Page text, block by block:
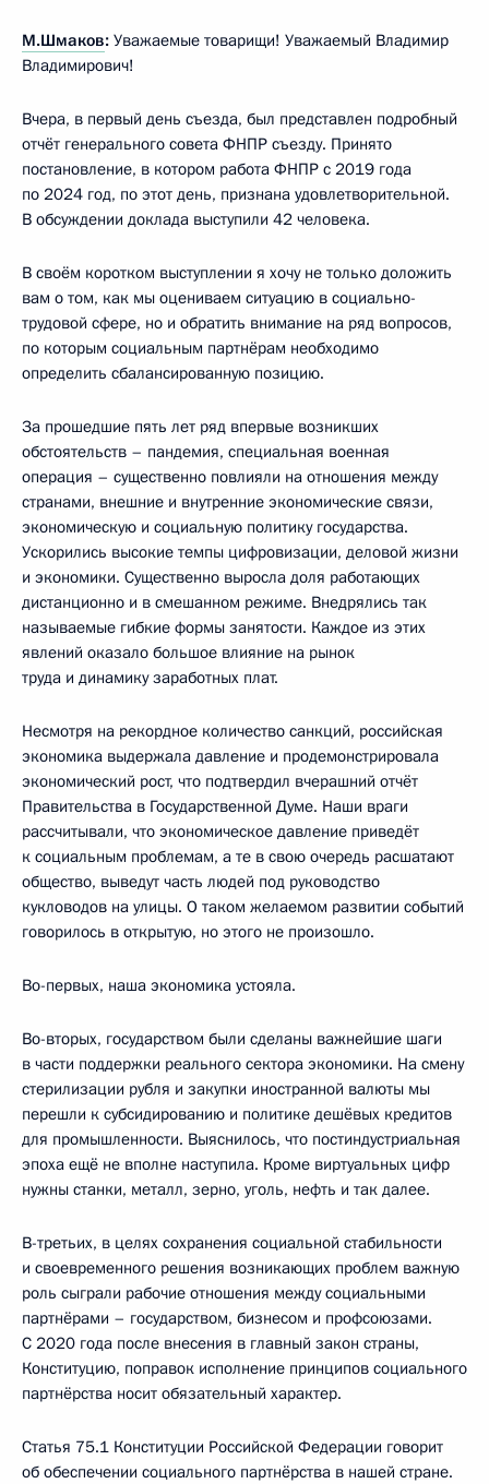
М.Шмаков: Уважаемые товарищи! Уважаемый Владимир
Владимирович!
Вчера, в первый день съезда, был представлен подробный
отчёт генерального совета ФНПР съезду. Принято
постановление, в котором работа ФНПР с 2019 года
по 2024 год, по этот день, признана удовлетворительной.
В обсуждении доклада выступили 42 человека.
В своём коротком выступлении я хочу не только доложить
вам о том, как мы оцениваем ситуацию в социально-
трудовой сфере, но и обратить внимание на ряд вопросов,
по которым социальным партнёрам необходимо
определить сбалансированную позицию.
За прошедшие пять лет ряд впервые возникших
обстоятельств – пандемия, специальная военная
операция – существенно повлияли на отношения между
странами, внешние и внутренние экономические связи,
экономическую и социальную политику государства.
Ускорились высокие темпы цифровизации, деловой жизни
и экономики. Существенно выросла доля работающих
дистанционно и в смешанном режиме. Внедрялись так
называемые гибкие формы занятости. Каждое из этих
явлений оказало большое влияние на рынок
труда и динамику заработных плат.
Несмотря на рекордное количество санкций, российская
экономика выдержала давление и продемонстрировала
экономический рост, что подтвердил вчерашний отчёт
Правительства в Государственной Думе. Наши враги
рассчитывали, что экономическое давление приведёт
к социальным проблемам, а те в свою очередь расшатают
общество, выведут часть людей под руководство
кукловодов на улицы. О таком желаемом развитии событий
говорилось в открытую, но этого не произошло.
Во-первых, наша экономика устояла.
Во-вторых, государством были сделаны важнейшие шаги
в части поддержки реального сектора экономики. На смену
стерилизации рубля и закупки иностранной валюты мы
перешли к субсидированию и политике дешёвых кредитов
для промышленности. Выяснилось, что постиндустриальная
эпоха ещё не вполне наступила. Кроме виртуальных цифр
нужны станки, металл, зерно, уголь, нефть и так далее.
В-третьих, в целях сохранения социальной стабильности
и своевременного решения возникающих проблем важную
роль сыграли рабочие отношения между социальными
партнёрами – государством, бизнесом и профсоюзами.
С 2020 года после внесения в главный закон страны,
Конституцию, поправок исполнение принципов социального
партнёрства носит обязательный характер.
Статья 75.1 Конституции Российской Федерации говорит
об обеспечении социального партнёрства в нашей стране.